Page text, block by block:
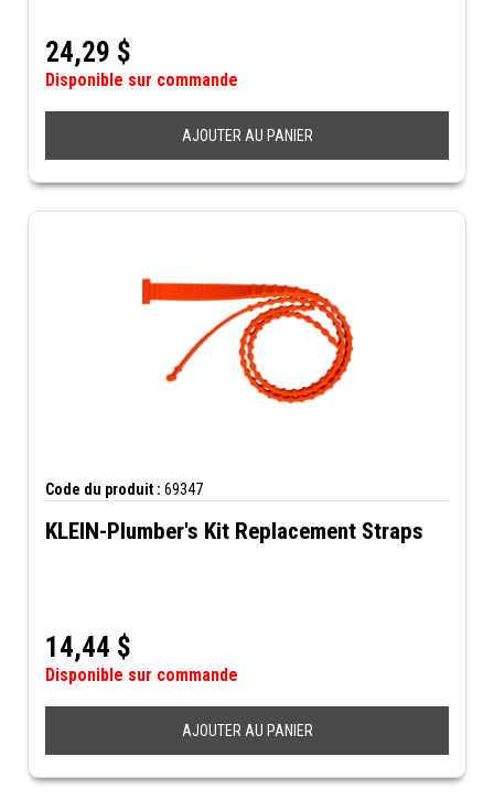
24,29 $
Disponible sur commande
AJOUTER AU PANIER
Code du produit : 69347
KLEIN-Plumber's Kit Replacement Straps
14,44 $
Disponible sur commande
AJOUTER AU PANIER